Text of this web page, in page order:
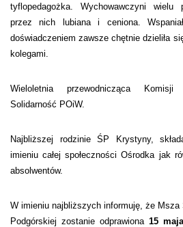
tyflopedagożka. Wychowawczyni wielu
przez nich lubiana i ceniona.
doświadczeniem zawsze chętnie dzieliła
kolegami.
Wieloletnia przewodnicząca Komisji
Solidarność POiW.
Najbliższej rodzinie ŚP Krystyny,
imieniu całej społeczności Ośrodka jak
absolwentów.
W imieniu najbliższych informuję, że Msza
Podgórskiej zostanie odprawiona15